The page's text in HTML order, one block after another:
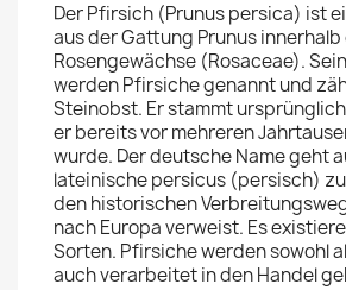
Der Pfirsich (Prunus persica) ist
aus der Gattung Prunus innerhalb
Rosengewächse (Rosaceae).
werden Pfirsiche genannt und
Steinobst. Er stammt
er bereits vor mehreren
wurde. Der deutsche Name geht
lateinische persicus (persisch)
den historischen
nach Europa verweist. Es
Sorten. Pfirsiche werden sowohl
auch verarbeitet in den Handel